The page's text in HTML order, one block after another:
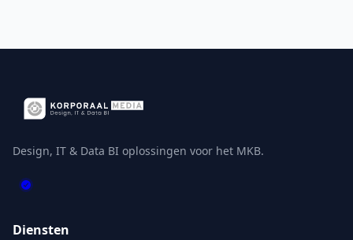
Design, IT & Data BI oplossingen voor het MKB.
Diensten